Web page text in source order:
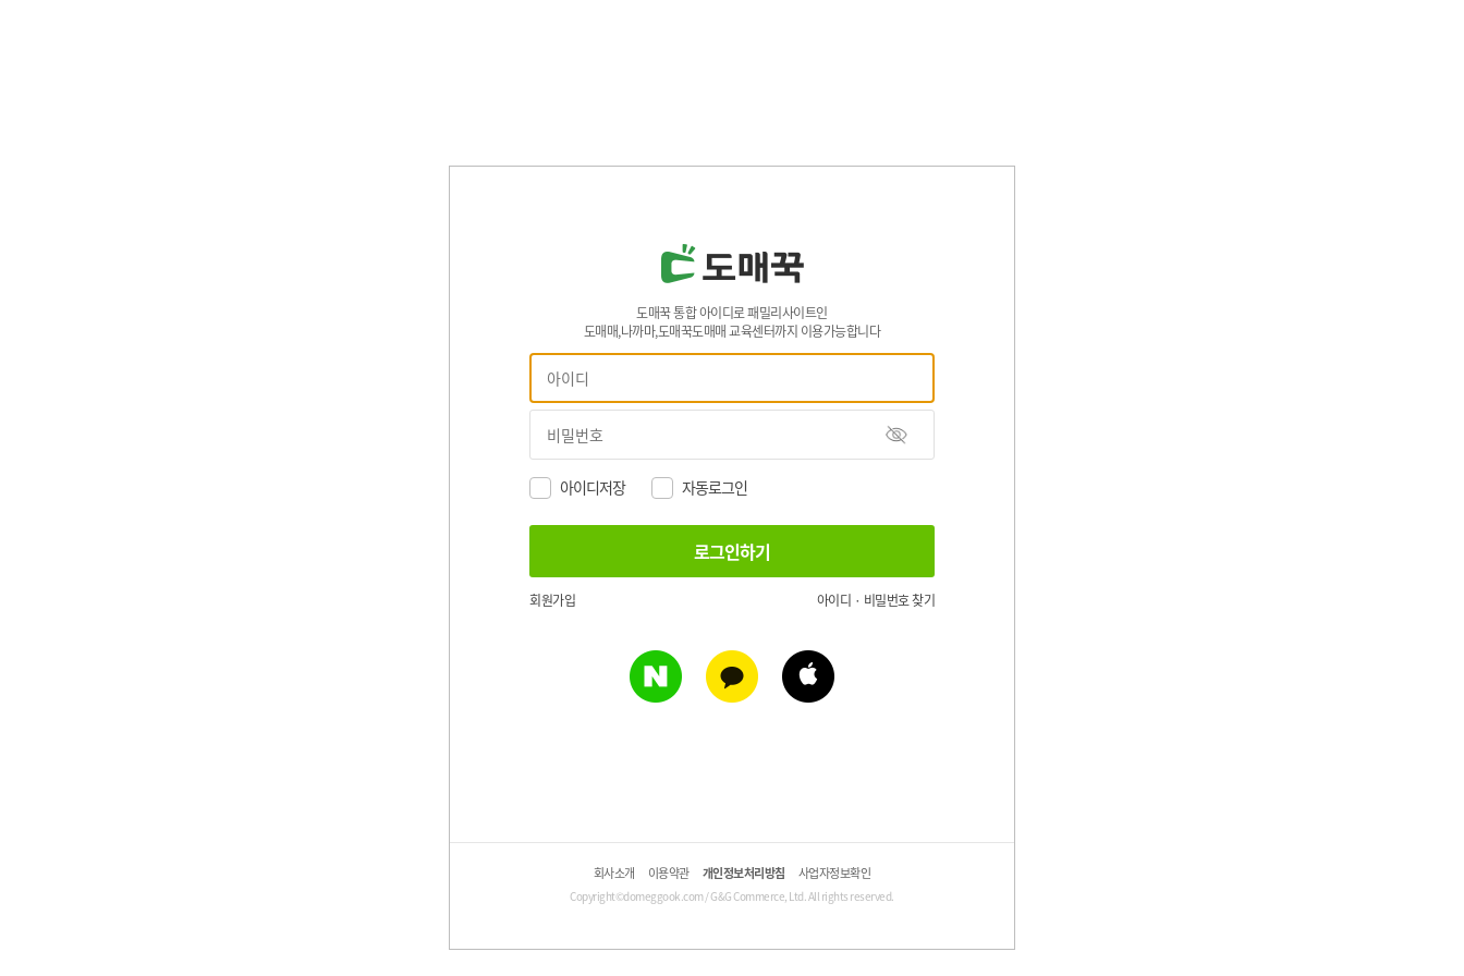
도매꾹 통합 아이디로 패밀리사이트인
도매매,나까마,도매꾹도매매 교육센터까지 이용가능합니다
아이디저장 자동로그인
회원가입 아이디 · 비밀번호 찾기
회사소개 이용약관 개인정보처리방침 사업자정보확인
Copyright©domeggook.com / G&G Commerce, Ltd. All rights reserved.